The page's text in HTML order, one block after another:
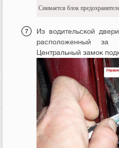
Снимается блок
Из водительской
расположенный за
Центральный замок